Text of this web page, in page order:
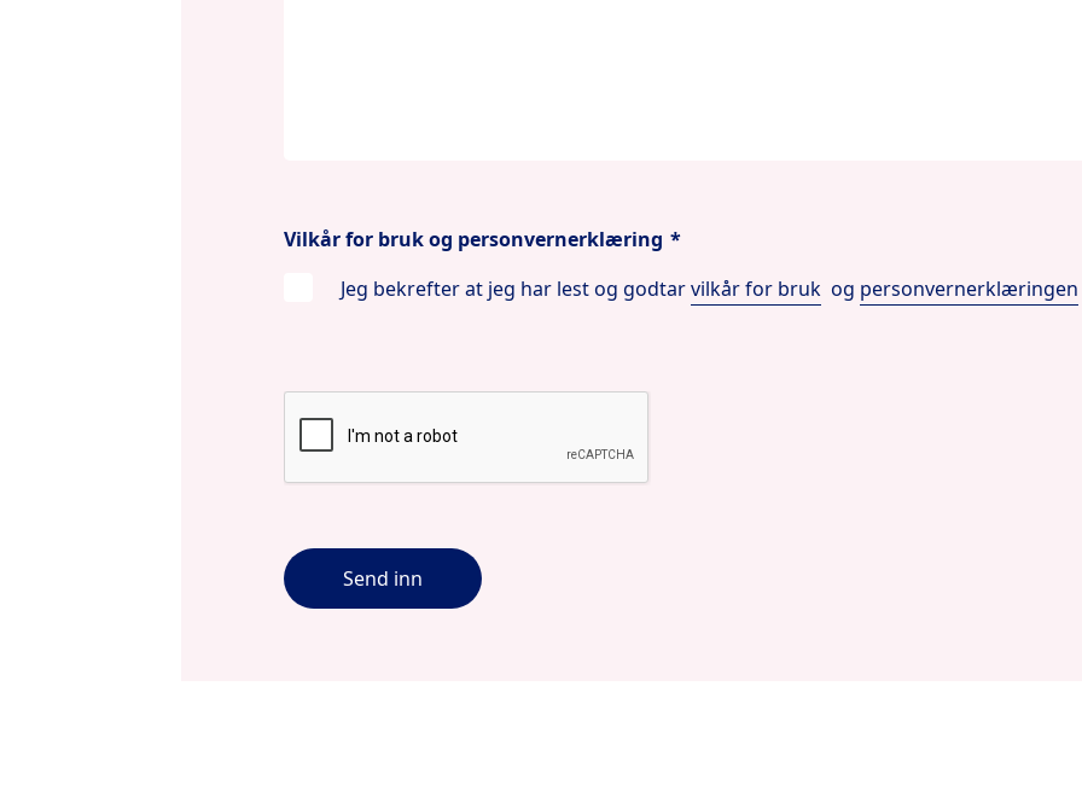
Vilkår for bruk og personvernerklæring *
Jeg bekrefter at jeg har lest og godtar
vilkår for bruk og personvernerklæringen
Send inn